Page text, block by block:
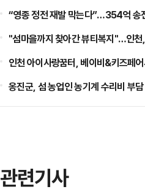
“영종 정전 재발 막는다”…354억 송
"섬마을까지 찾아간 뷰티복지"…인천,
인천 아이사랑꿈터, 베이비&키즈페
옹진군, 섬 농업인 농기계 수리비 부
관련기사